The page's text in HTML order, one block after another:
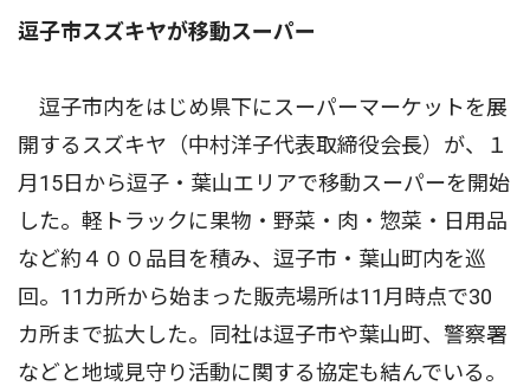
逗子市スズキヤが移動スーパー
逗子市内をはじめ県下にスーパーマーケットを展
開するスズキヤ（中村洋子代表取締役会長）が、１
月15日から逗子・葉山エリアで移動スーパーを開始
した。軽トラックに果物・野菜・肉・惣菜・日用品
など約４００品目を積み、逗子市・葉山町内を巡
回。11カ所から始まった販売場所は11月時点で30
カ所まで拡大した。同社は逗子市や葉山町、警察署
などと地域見守り活動に関する協定も結んでいる。